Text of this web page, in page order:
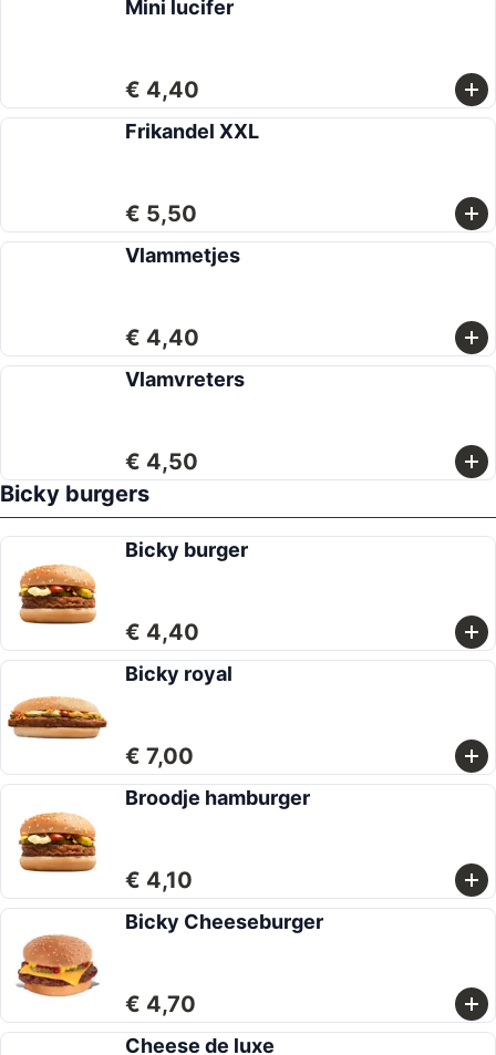
Mini lucifer
€ 4,40
Frikandel XXL
€ 5,50
Vlammetjes
€ 4,40
Vlamvreters
€ 4,50
Bicky burgers
Bicky burger
€ 4,40
Bicky royal
€ 7,00
Broodje hamburger
€ 4,10
Bicky Cheeseburger
€ 4,70
Cheese de luxe